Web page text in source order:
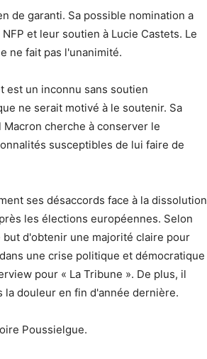
de garanti. Sa possible nomination a
et leur soutien à Lucie Castets. Le
ne fait pas l'unanimité.
est un inconnu sans soutien
ne serait motivé à le soutenir. Sa
cherche à conserver le
susceptibles de lui faire de
ses désaccords face à la dissolution
les élections européennes. Selon
d'obtenir une majorité claire pour
une crise politique et démocratique
pour « La Tribune ». De plus, il
la douleur en fin d'année dernière.
Poussielgue.